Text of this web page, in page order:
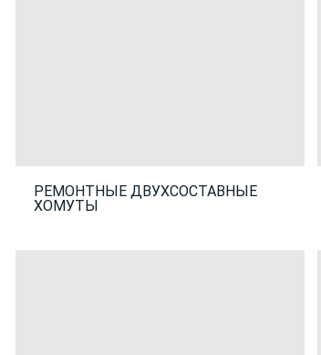
РЕМОНТНЫЕ ДВУХСОСТАВНЫЕ
ХОМУТЫ